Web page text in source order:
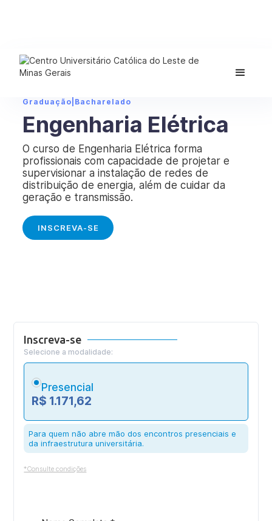
Graduação Bacharelado
Engenharia Elétrica
O curso de Engenharia Elétrica forma
profissionais com capacidade de projetar e
supervisionar a instalação de redes de
distribuição de energia, além de cuidar da
geração e transmissão.
INSCREVA-SE
Inscreva-se
Selecione a modalidade:
Presencial
R$ 1.171,62
Para quem não abre mão dos encontros presenciais e
da infraestrutura universitária.
*Consulte condições